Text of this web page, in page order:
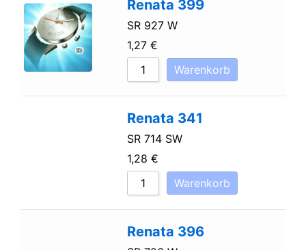
Renata 399
SR 927 W
1,27 €
Warenkorb
Renata 341
SR 714 SW
1,28 €
Warenkorb
Renata 396